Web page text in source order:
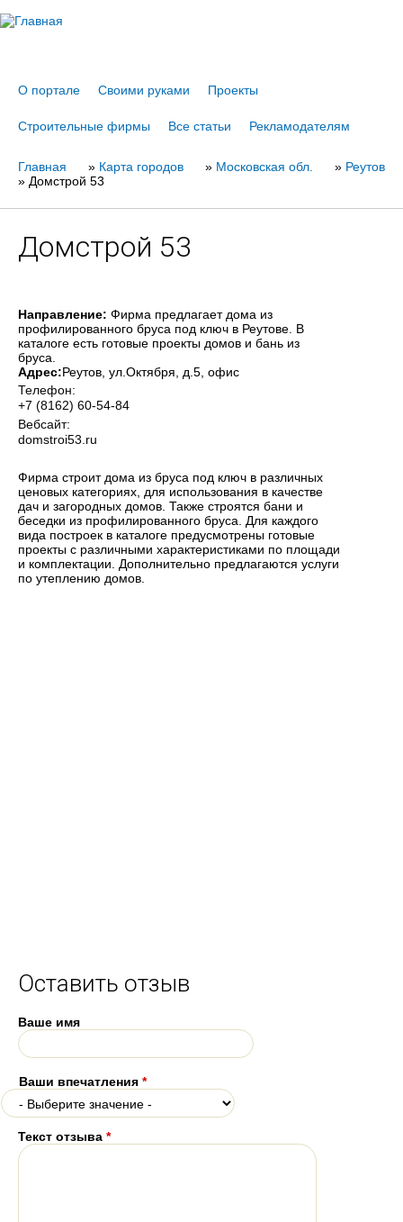
О портале Своими руками Проекты
Строительные фирмы Все статьи Рекламодателям
Вы
Главная » Карта городов » Московская обл. » Реутов
» Домстрой 53
Домстрой 53
Направление: Фирма предлагает дома из
профилированного бруса под ключ в Реутове. В
каталоге есть готовые проекты домов и бань из
бруса.
Адрес:Реутов , ул.Октября, д.5, офис
Телефон:
+7 (8162) 60-54-84
Вебсайт:
domstroi53.ru
Фирма строит дома из бруса под ключ в различных
ценовых категориях, для использования в качестве
дач и загородных домов. Также строятся бани и
беседки из профилированного бруса. Для каждого
вида построек в каталоге предусмотрены готовые
проекты с различными характеристиками по площади
и комплектации. Дополнительно предлагаются услуги
по утеплению домов.
Оставить отзыв
Ваше имя
Ваши впечатления *
Текст отзыва *